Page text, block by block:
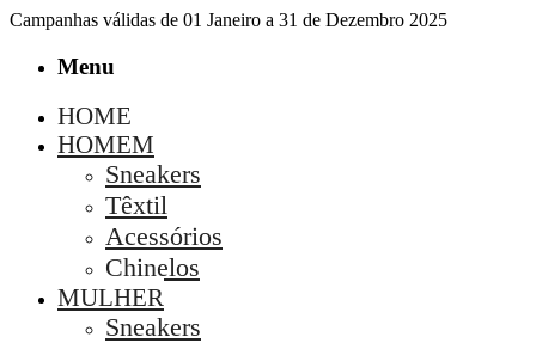
Campanhas válidas de 01 Janeiro a 31 de Dezembro 2025
Menu
HOME
HOMEM
Sneakers
Têxtil
Acessórios
Chinelos
MULHER
Sneakers